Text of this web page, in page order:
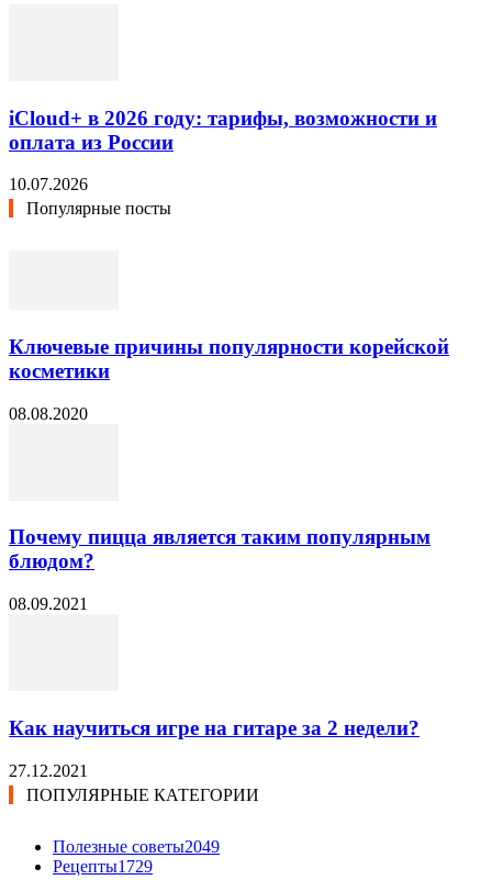
iCloud+ в 2026 году: тарифы, возможности и
оплата из России
10.07.2026
Популярные посты
Ключевые причины популярности корейской
косметики
08.08.2020
Почему пицца является таким популярным
блюдом?
08.09.2021
Как научиться игре на гитаре за 2 недели?
27.12.2021
ПОПУЛЯРНЫЕ КАТЕГОРИИ
Полезные советы2049
Рецепты1729